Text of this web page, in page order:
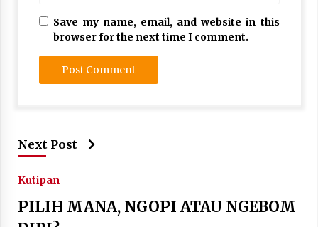
Save my name, email, and website in this
browser for the next time I comment.
Next Post
Kutipan
PILIH MANA, NGOPI ATAU NGEBOM